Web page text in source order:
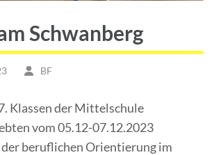
Schwanberg
BF
Klassen der Mittelschule
vom 05.12-07.12.2023
der beruflichen Orientierung im